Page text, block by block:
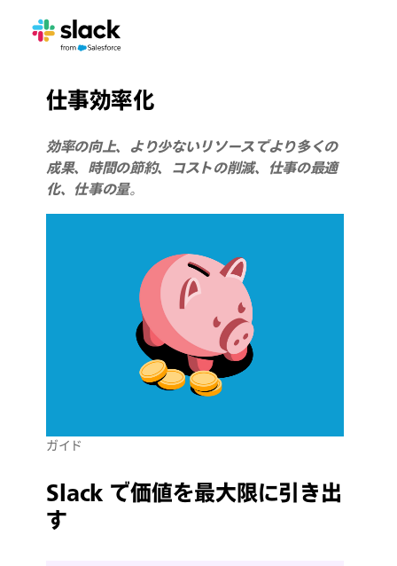
仕事効率化
効率の向上、より少ないリソースでより多くの
成果、時間の節約、コストの削減、仕事の最適
化、仕事の量。
ガイド
Slack で価値を最大限に引き出
す